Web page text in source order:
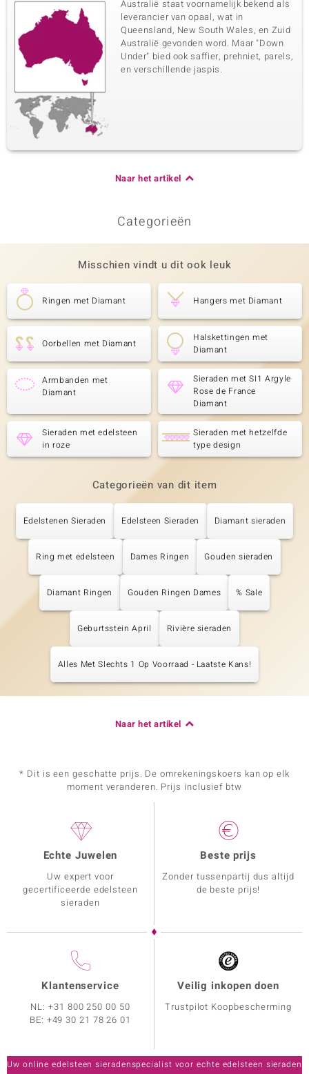
Zesde edelsteen
Edelsteen exact
SI1 Argyle Rose de France
Aantal en grootte
6 à versch. mm
Karaatgewicht som
0,098 ct
Zetting
Australië staat voornamelijk bekend als
leverancier van opaal, wat in
Queensland, New South Wales, en Zuid
Australië gevonden word. Maar "Down
Under" bied ook saffier, prehniet, parels,
en verschillende jaspis.
Naar het artikel
Categorieën
Misschien vindt u dit ook leuk
Ringen met Diamant Hangers met Diamant
Oorbellen met Diamant
Halskettingen met
Diamant
Armbanden met
Diamant
Sieraden met SI1 Argyle
Rose de France
Diamant
Sieraden met edelsteen
in roze
Sieraden met hetzelfde
type design
Categorieën van dit item
Edelstenen Sieraden Edelsteen Sieraden Diamant sieraden
Ring met edelsteen Dames Ringen Gouden sieraden
Diamant Ringen Gouden Ringen Dames % Sale
Geburtsstein April Rivière sieraden
Alles Met Slechts 1 Op Voorraad - Laatste Kans!
Naar het artikel
* Dit is een geschatte prijs. De omrekeningskoers kan op elk
moment veranderen. Prijs inclusief btw
Echte Juwelen
Uw expert voor
gecertificeerde edelsteen
sieraden
Beste prijs
Zonder tussenpartij dus altijd
de beste prijs!
Klantenservice
NL:+31 800 250 00 50
BE: +49 30 21 78 26 01
Veilig inkopen doen
Trustpilot Koopbescherming
Uw online edelsteen sieradenspecialist voor echte edelsteen sieraden